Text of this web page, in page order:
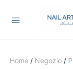
Home / Negozio /